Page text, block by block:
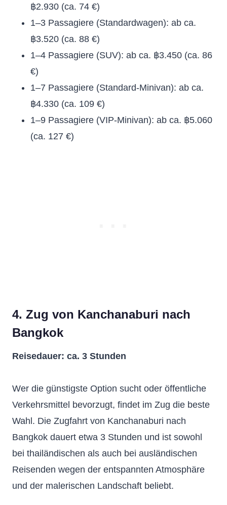
฿2.930 (ca. 74 €)
1–3 Passagiere (Standardwagen): ab ca.
฿3.520 (ca. 88 €)
1–4 Passagiere (SUV): ab ca. ฿3.450 (ca. 86
€)
1–7 Passagiere (Standard-Minivan): ab ca.
฿4.330 (ca. 109 €)
1–9 Passagiere (VIP-Minivan): ab ca. ฿5.060
(ca. 127 €)
4. Zug von Kanchanaburi nach
Bangkok
Reisedauer: ca. 3 Stunden
Wer die günstigste Option sucht oder öffentliche
Verkehrsmittel bevorzugt, findet im Zug die beste
Wahl. Die Zugfahrt von Kanchanaburi nach
Bangkok dauert etwa 3 Stunden und ist sowohl
bei thailändischen als auch bei ausländischen
Reisenden wegen der entspannten Atmosphäre
und der malerischen Landschaft beliebt.